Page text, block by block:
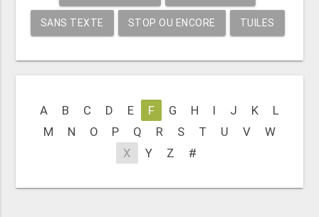
SANS TEXTE STOP OU ENCORE TUILES
A B C D E F G H I J K
L
M
N O P Q R S T U V
W
X
Y Z #